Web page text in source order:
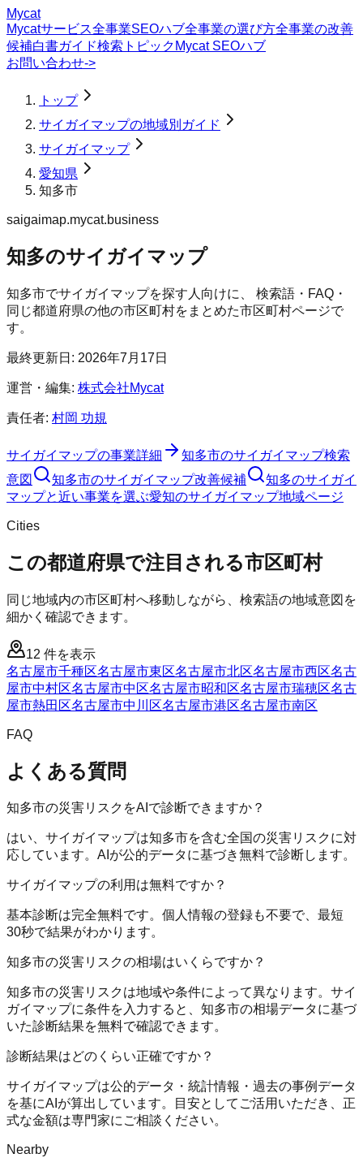
Mycat
Mycatサービス全事業SEOハブ全事業の選び方全事業の改善
候補白書ガイド検索トピック Mycat SEOハブ
お問い合わせ->
トップ
サイガイマップの地域別ガイド
サイガイマップ
愛知県
知多市
saigaimap.mycat.business
知多のサイガイマップ
知多市でサイガイマップを探す人向けに、 検索語・FAQ・
同じ都道府県の他の市区町村をまとめた市区町村ページで
す。
最終更新日: 2026年7月17日
運営・編集: 株式会社Mycat
責任者: 村岡 功規
サイガイマップの事業詳細 知多市のサイガイマップ検索
意図
知多市のサイガイマップ改善候補
知多のサイガイ
マップと近い事業を選ぶ愛知のサイガイマップ地域ページ
Cities
この都道府県で注目される市区町村
同じ地域内の市区町村へ移動しながら、検索語の地域意図を
細かく確認できます。
12 件を表示
名古屋市千種区名古屋市東区名古屋市北区名古屋市西区名古
屋市中村区名古屋市中区名古屋市昭和区名古屋市瑞穂区名古
屋市熱田区名古屋市中川区名古屋市港区名古屋市南区
FAQ
よくある質問
知多市の災害リスクをAIで診断できますか？
はい、サイガイマップは知多市を含む全国の災害リスクに対
応しています。AIが公的データに基づき無料で診断します。
サイガイマップの利用は無料ですか？
基本診断は完全無料です。個人情報の登録も不要で、最短
30秒で結果がわかります。
知多市の災害リスクの相場はいくらですか？
知多市の災害リスクは地域や条件によって異なります。サイ
ガイマップに条件を入力すると、知多市の相場データに基づ
いた診断結果を無料で確認できます。
診断結果はどのくらい正確ですか？
サイガイマップは公的データ・統計情報・過去の事例データ
を基にAIが算出しています。目安としてご活用いただき、正
式な金額は専門家にご相談ください。
Nearby